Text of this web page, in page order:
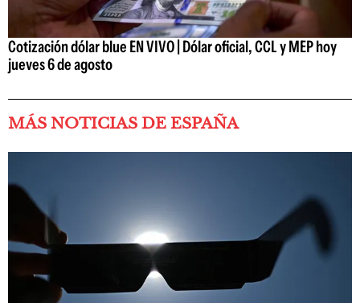
Cotización dólar blue EN VIVO | Dólar oficial, CCL y MEP hoy
jueves 6 de agosto
MÁS NOTICIAS DE ESPAÑA